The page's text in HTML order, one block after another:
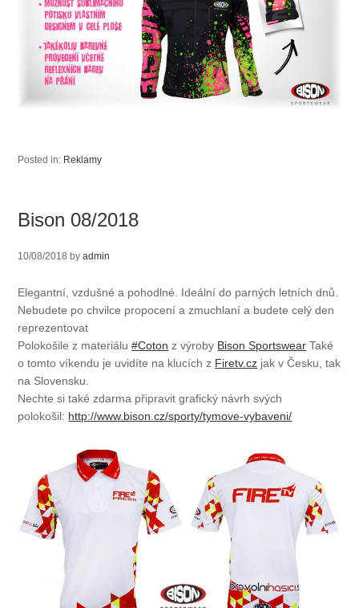
Posted in: Reklamy
Bison 08/2018
10/08/2018 byadmin
Elegantní, vzdušné a pohodlné. Ideální do parných letních dnů.
Nebudete po chvilce propocení a zmuchlaní a budete celý den
reprezentovat
Polokošile z materiálu#Coton z výroby Bison Sportswear Také
o tomto víkendu je uvidíte na klucích z Firetv.cz jak v Česku, tak
na Slovensku.
Nechte si také zdarma připravit grafický návrh svých
polokošil: http://www.bison.cz/sporty/tymove-vybaveni/